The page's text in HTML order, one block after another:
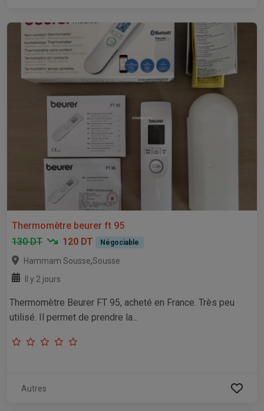
Thermomètre beurer ft 95
130 DT
120 DT Négociable
Hammam Sousse,Sousse
Il y 2 jours
Thermomètre Beurer FT 95, acheté en France. Très peu
utilisé. Il permet de prendre la...
Autres